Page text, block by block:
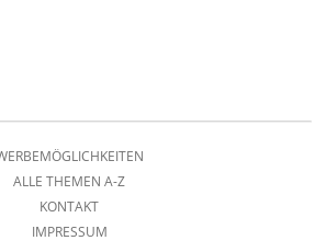
ALLE THEMEN A-Z
KONTAKT
IMPRESSUM